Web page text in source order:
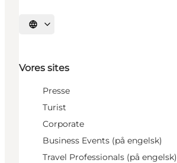
Vælg sprog
Vores sites
Presse
Turist
Corporate
Business Events (på engelsk)
Travel Professionals (på engelsk)